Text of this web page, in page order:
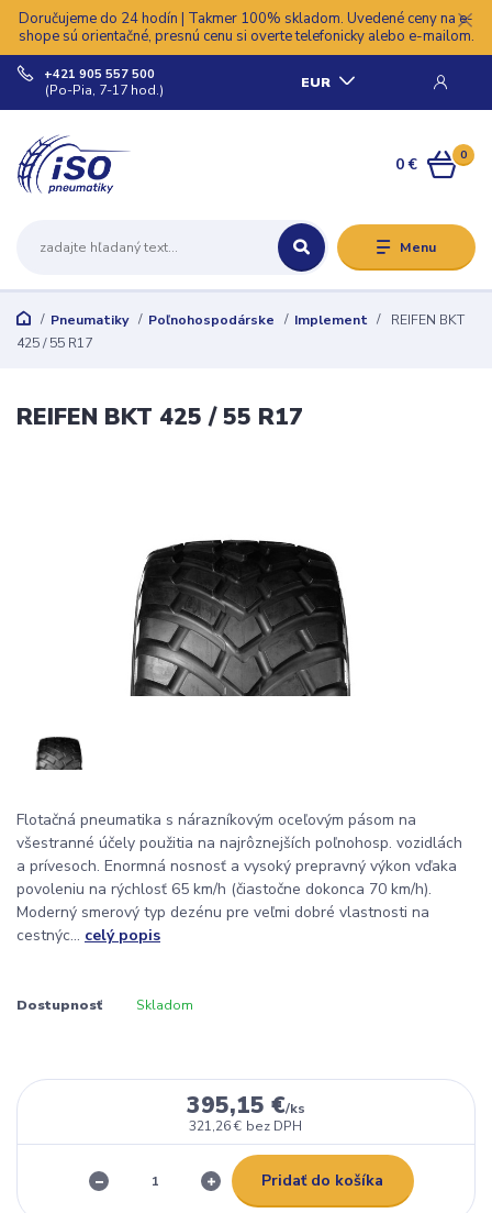
Doručujeme do 24 hodín | Takmer 100% skladom. Uvedené ceny na e-
shope sú orientačné, presnú cenu si overte telefonicky alebo e-mailom.
Menu
EUR
+421 905 557 500
(Po-Pia, 7-17 hod.)
0
0 €
Pneumatiky Poľnohospodárske Implement
REIFEN BKT
425 / 55 R17
REIFEN BKT 425 / 55 R17
Flotačná pneumatika s nárazníkovým oceľovým pásom na
všestranné účely použitia na najrôznejších poľnohosp. vozidlách
a prívesoch. Enormná nosnosť a vysoký prepravný výkon vďaka
povoleniu na rýchlosť 65 km/h (čiastočne dokonca 70 km/h).
Moderný smerový typ dezénu pre veľmi dobré vlastnosti na
cestnýc... celý popis
Dostupnosť Skladom
395,15 €/ks
321,26 € bez DPH
Pridať do košíka